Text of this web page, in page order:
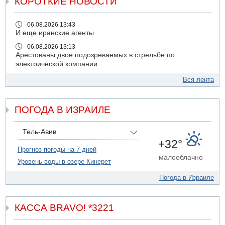
06.08.2026 13:43
И еще иранские агенты
06.08.2026 13:13
Арестованы двое подозреваемых в стрельбе по
электрической компании
Возле Кирьят-Арбы пожар на местности
06.08.2026 12:06
США не будут давить на Израиль в вопросе Ливана
06.08.2026 11:41
Трое подростков ограбили сексшоп в Холоне
Взрыв в Северном Тель-Авиве
06.08.2026 08:11
Израиль провел испытания системы противоракетной
обороны "Хец"
05.08.2026 18:28
Вся лента
ПОГОДА В ИЗРАИЛЕ
Тель-Авив
Прогноз погоды на 7 дней
Уровень воды в озере Кинерет
+32°
малооблачно
Погода в Израиле
КАССА BRAVO! *3221